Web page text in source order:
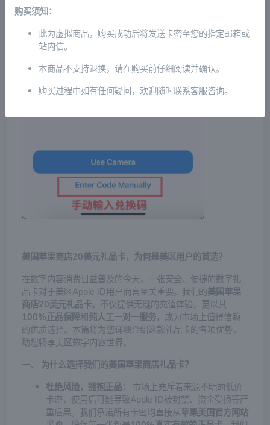
美国苹果商店20美元礼品卡，为何是美区用户的首选？
在数字内容消费日益普及的今天，一张安全、便捷的数字礼
品卡对于美区Apple ID用户而言至关重要。我们的美国苹果
商店20美元礼品卡，不仅提供无缝的充值体验，更以其
100%正品保障和纯人工一对一服务，成为市场上值得信赖
的优质选择。本篇将为您详细介绍这款礼品卡的各项优势，
助您畅享美区数字内容世界。
一、 为什么选择我们的美国苹果商店礼品卡？
杜绝风险，拥抱正品：
市场上充斥着来源不明的低价
卡密，使用后可能导致Apple ID被封禁、资金受损等严
重后果。我们承诺所有卡密均直接从苹果美国官方网站
购买须知：
此为虚拟商品，购买成功后将发送卡密至您的指定邮箱或
站内信。
本商品不支持退换，请在购买前仔细阅读并确认。
购买过程中如有任何疑问，欢迎随时联系客服咨询。